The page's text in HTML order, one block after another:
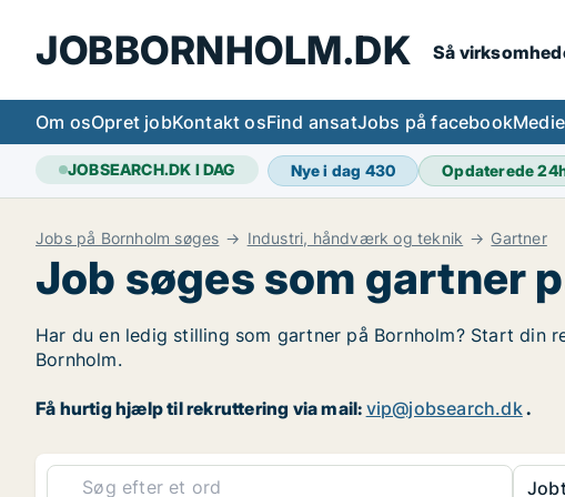
JOBBORNHOLM.DK Så
Om osOpret jobKontakt osFind ansatJobs på facebook
JOBSEARCH.DK I DAG Nye i dag 430 Opdaterede
Jobs på Bornholm søges Industri, håndværk og teknik Gartner
Job søges som gartner
Har du en ledig stilling som gartner på Bornholm? Start din
Bornholm.
Få hurtig hjælp til rekruttering via mail: vip@jobsearch.dk.